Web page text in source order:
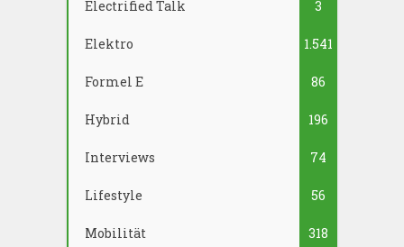
Electrified Talk 3
Elektro 1.541
Formel E 86
Hybrid 196
Interviews 74
Lifestyle 56
Mobilität 318